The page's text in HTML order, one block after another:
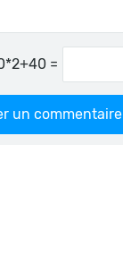
=
un commentaire